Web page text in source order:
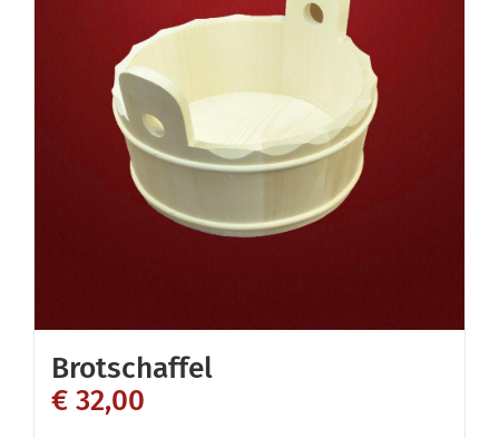
auf.
Optionen
können
auf
Produktseite
Brotschaffel
€ 32,00